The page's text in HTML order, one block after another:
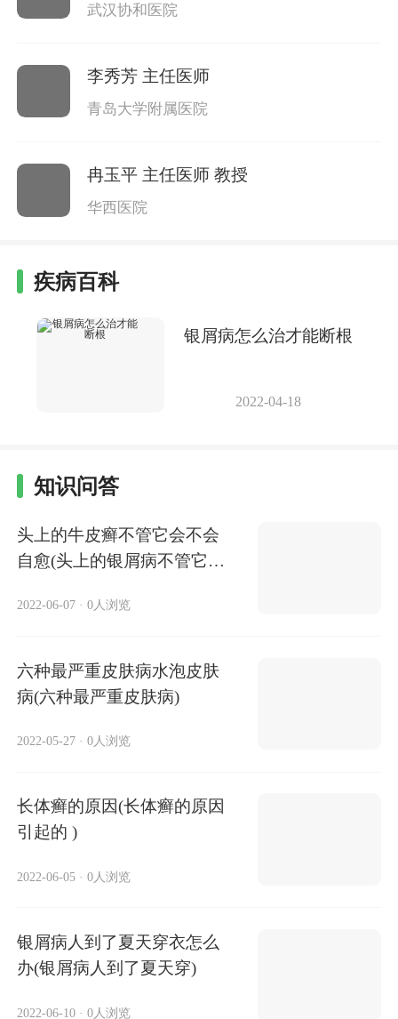
武汉协和医院
李秀芳 主任医师
青岛大学附属医院
冉玉平 主任医师 教授
华西医院
疾病百科
银屑病怎么治才能断根
2022-04-18
知识问答
头上的牛皮癣不管它会不会
自愈(头上的银屑病不管它会
2022-06-07 · 0人浏览
六种最严重皮肤病水泡皮肤
病(六种最严重皮肤病)
2022-05-27 · 0人浏览
长体癣的原因(长体癣的原因
引起的 )
2022-06-05 · 0人浏览
银屑病人到了夏天穿衣怎么
办(银屑病人到了夏天穿)
2022-06-10 · 0人浏览